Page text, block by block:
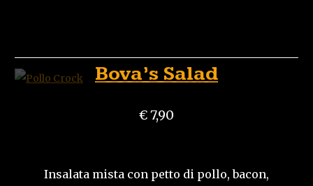
Bova’s Salad
€ 7,90
Insalata mista con petto di pollo, bacon,